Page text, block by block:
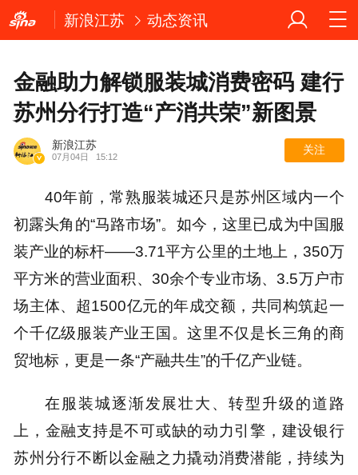
新浪江苏 动态资讯
金融助力解锁服装城消费密码 建行
苏州分行打造“产消共荣”新图景
新浪江苏
07月04日 15:12
关注
40年前，常熟服装城还只是苏州区域内一个
初露头角的“马路市场”。如今，这里已成为中国服
装产业的标杆——3.71平方公里的土地上，350万
平方米的营业面积、30余个专业市场、3.5万户市
场主体、超1500亿元的年成交额，共同构筑起一
个千亿级服装产业王国。这里不仅是长三角的商
贸地标，更是一条“产融共生”的千亿产业链。
在服装城逐渐发展壮大、转型升级的道路
上，金融支持是不可或缺的动力引擎，建设银行
苏州分行不断以金融之力撬动消费潜能，持续为